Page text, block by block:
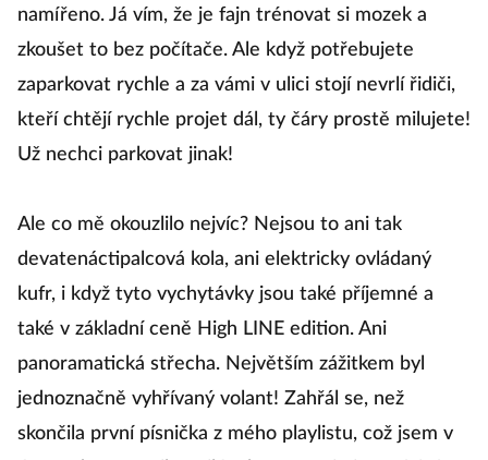
namířeno. Já vím, že je fajn trénovat si mozek a
zkoušet to bez počítače. Ale když potřebujete
zaparkovat rychle a za vámi v ulici stojí nevrlí řidiči,
kteří chtějí rychle projet dál, ty čáry prostě milujete!
Už nechci parkovat jinak!
Ale co mě okouzlilo nejvíc? Nejsou to ani tak
devatenáctipalcová kola, ani elektricky ovládaný
kufr, i když tyto vychytávky jsou také příjemné a
také v základní ceně High LINE edition. Ani
panoramatická střecha. Největším zážitkem byl
jednoznačně vyhřívaný volant! Zahřál se, než
skončila první písnička z mého playlistu, což jsem v